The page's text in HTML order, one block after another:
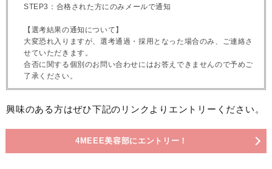
STEP3：合格された方にのみメールで通知
【選考結果の通知について】
大変恐れ入りますが、選考通過・採用となった場合のみ、ご連絡さ
せていただきます。
合否に関する個別のお問い合わせにはお答えできませんので予めご
了承ください。
興味のある方はぜひ下記のリンクよりエントリーください。
4MEEE美容部にエントリー！